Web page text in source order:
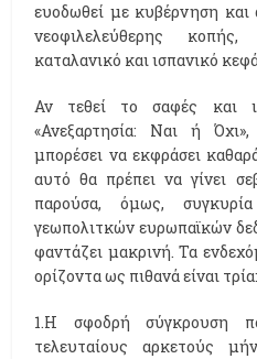
ευοδωθεί με κυβέρνηση και
νεοφιλελεύθερης
καταλανικό και ισπανικό
Αν τεθεί το σαφές και
«Ανεξαρτησία: Ναι ή
μπορέσει να εκφράσει
αυτό θα πρέπει να γίνει
παρούσα, όμως,
γεωπολιτκών ευρωπαϊκών
φαντάζει μακρινή. Τα
ορίζοντα ως πιθανά είναι τρία:
1.Η σφοδρή σύγκρουση
τελευταίους αρκετούς